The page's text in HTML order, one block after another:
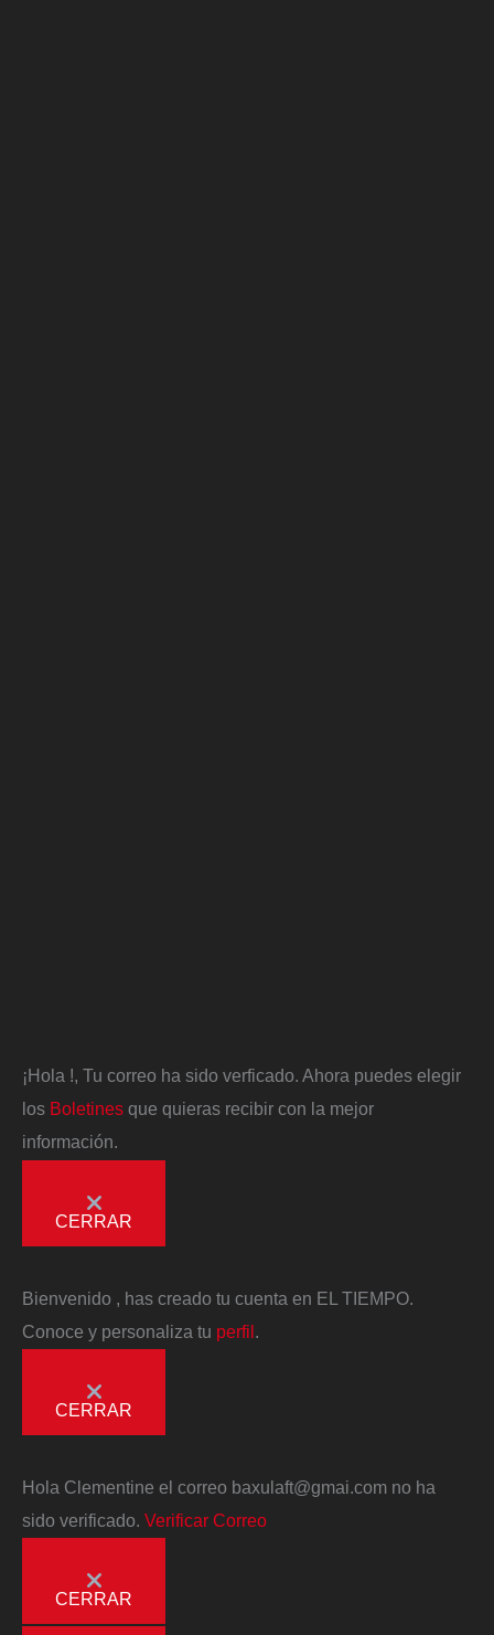
¡Hola !, Tu correo ha sido verficado. Ahora puedes elegir
los Boletines que quieras recibir con la mejor
información.
CERRAR
Bienvenido
, has creado tu cuenta en EL TIEMPO.
Conoce y personaliza tu perfil
CERRAR
Hola Clementine el correo baxulaft@gmai.com no ha
sido verificado. Verificar Correo
CERRAR